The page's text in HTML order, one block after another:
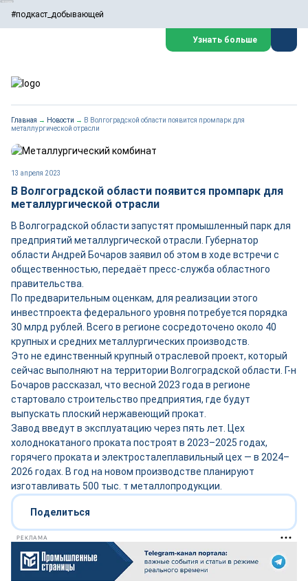
#подкаст_добывающей
Узнать больше
Главная → Новости → В Волгоградской области появится промпарк для
металлургической отрасли
13 апреля 2023
В Волгоградской области появится промпарк для
металлургической отрасли
В Волгоградской области запустят промышленный парк для
предприятий металлургической отрасли. Губернатор
области Андрей Бочаров заявил об этом в ходе встречи с
общественностью, передаёт пресс-служба областного
правительства.
По предварительным оценкам, для реализации этого
инвестпроекта федерального уровня потребуется порядка
30 млрд рублей. Всего в регионе сосредоточено около 40
крупных и средних металлургических производств.
Это не единственный крупный отраслевой проект, который
сейчас выполняют на территории Волгоградской области. Г-н
Бочаров рассказал, что весной 2023 года в регионе
стартовало строительство предприятия, где будут
выпускать плоский нержавеющий прокат.
Завод введут в эксплуатацию через пять лет. Цех
холоднокатаного проката построят в 2023–2025 годах,
горячего проката и электросталеплавильный цех — в 2024–
2026 годах. В год на новом производстве планируют
изготавливать 500 тыс. т металлопродукции.
Поделиться
РЕКЛАМА